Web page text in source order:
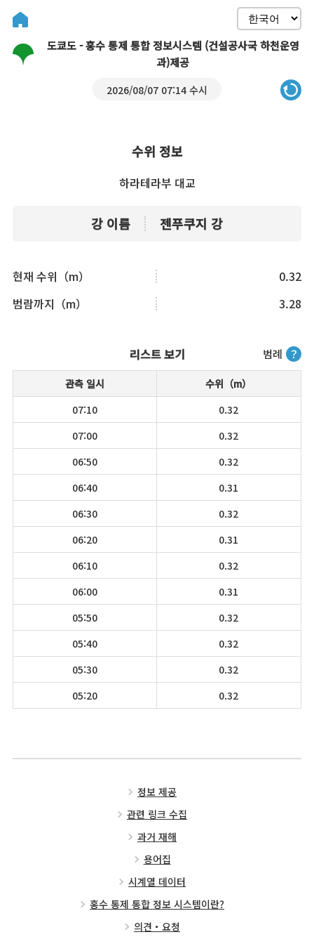
도쿄도 - 홍수 통제 통합 정보시스템 (건설공사국 하천운영
과)제공
2026/08/07 07:14 수시
수위 정보
하라테라부 대교
강 이름 젠푸쿠지 강
현재 수위（m）
0.32
범람까지（m）
3.28
범례 ？
리스트 보기
관측 일시
수위（m）
07:10
0.32
07:00
0.32
06:50
0.32
06:40
0.31
06:30
0.32
06:20
0.31
06:10
0.32
06:00
0.31
05:50
0.32
05:40
0.32
05:30
0.32
05:20
0.32
정보 제공
관련 링크 수집
과거 재해
용어집
시계열 데이터
홍수 통제 통합 정보 시스템이란?
의견・요청